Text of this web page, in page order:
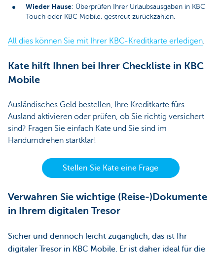
Wieder Hause: Überprüfen Ihrer Urlaubsausgaben in KBC
Touch oder KBC Mobile, gestreut zurückzahlen.
All dies können Sie mit Ihrer KBC-Kreditkarte erledigen
Kate hilft Ihnen bei Ihrer Checkliste in KBC
Mobile
Ausländisches Geld bestellen, Ihre Kreditkarte fürs
Ausland aktivieren oder prüfen, ob Sie richtig versichert
sind? Fragen Sie einfach Kate und Sie sind im
Handumdrehen startklar!
Stellen Sie Kate eine Frage
Verwahren Sie wichtige (Reise-)Dokumente
in Ihrem digitalen Tresor
Sicher und dennoch leicht zugänglich, das ist Ihr
digitaler Tresor in KBC Mobile. Er ist daher ideal für die